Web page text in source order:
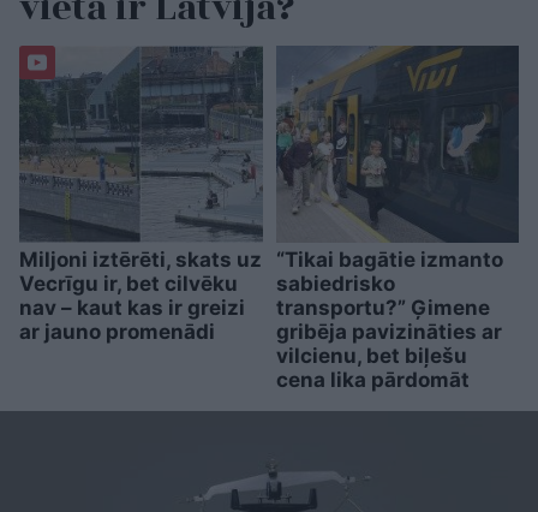
Miljoni iztērēti, skats uz
Vecrīgu ir, bet cilvēku
nav – kaut kas ir greizi
ar jauno promenādi
“Tikai bagātie izmanto
sabiedrisko
transportu?” Ģimene
gribēja pavizināties ar
vilcienu, bet biļešu
cena lika pārdomāt